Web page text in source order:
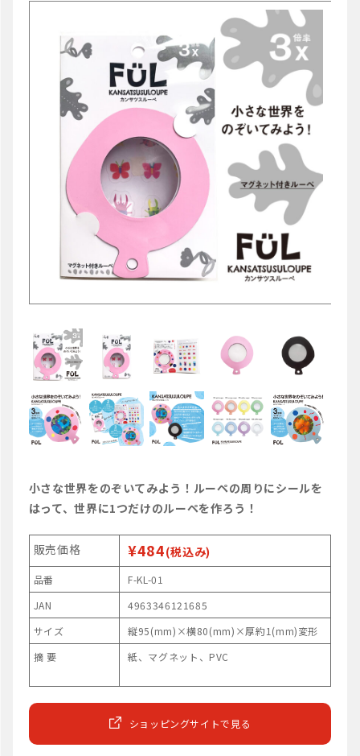
小さな世界をのぞいてみよう！ルーペの周りにシールを
はって、世界に1つだけのルーペを作ろう！
販売価格 ¥484(税込み)
品番
F-KL-01
JAN
4963346121685
サイズ
縦95(mm)×横80(mm)×厚約1(mm)変形
摘 要
紙、マグネット、PVC
ショッピングサイトで見る